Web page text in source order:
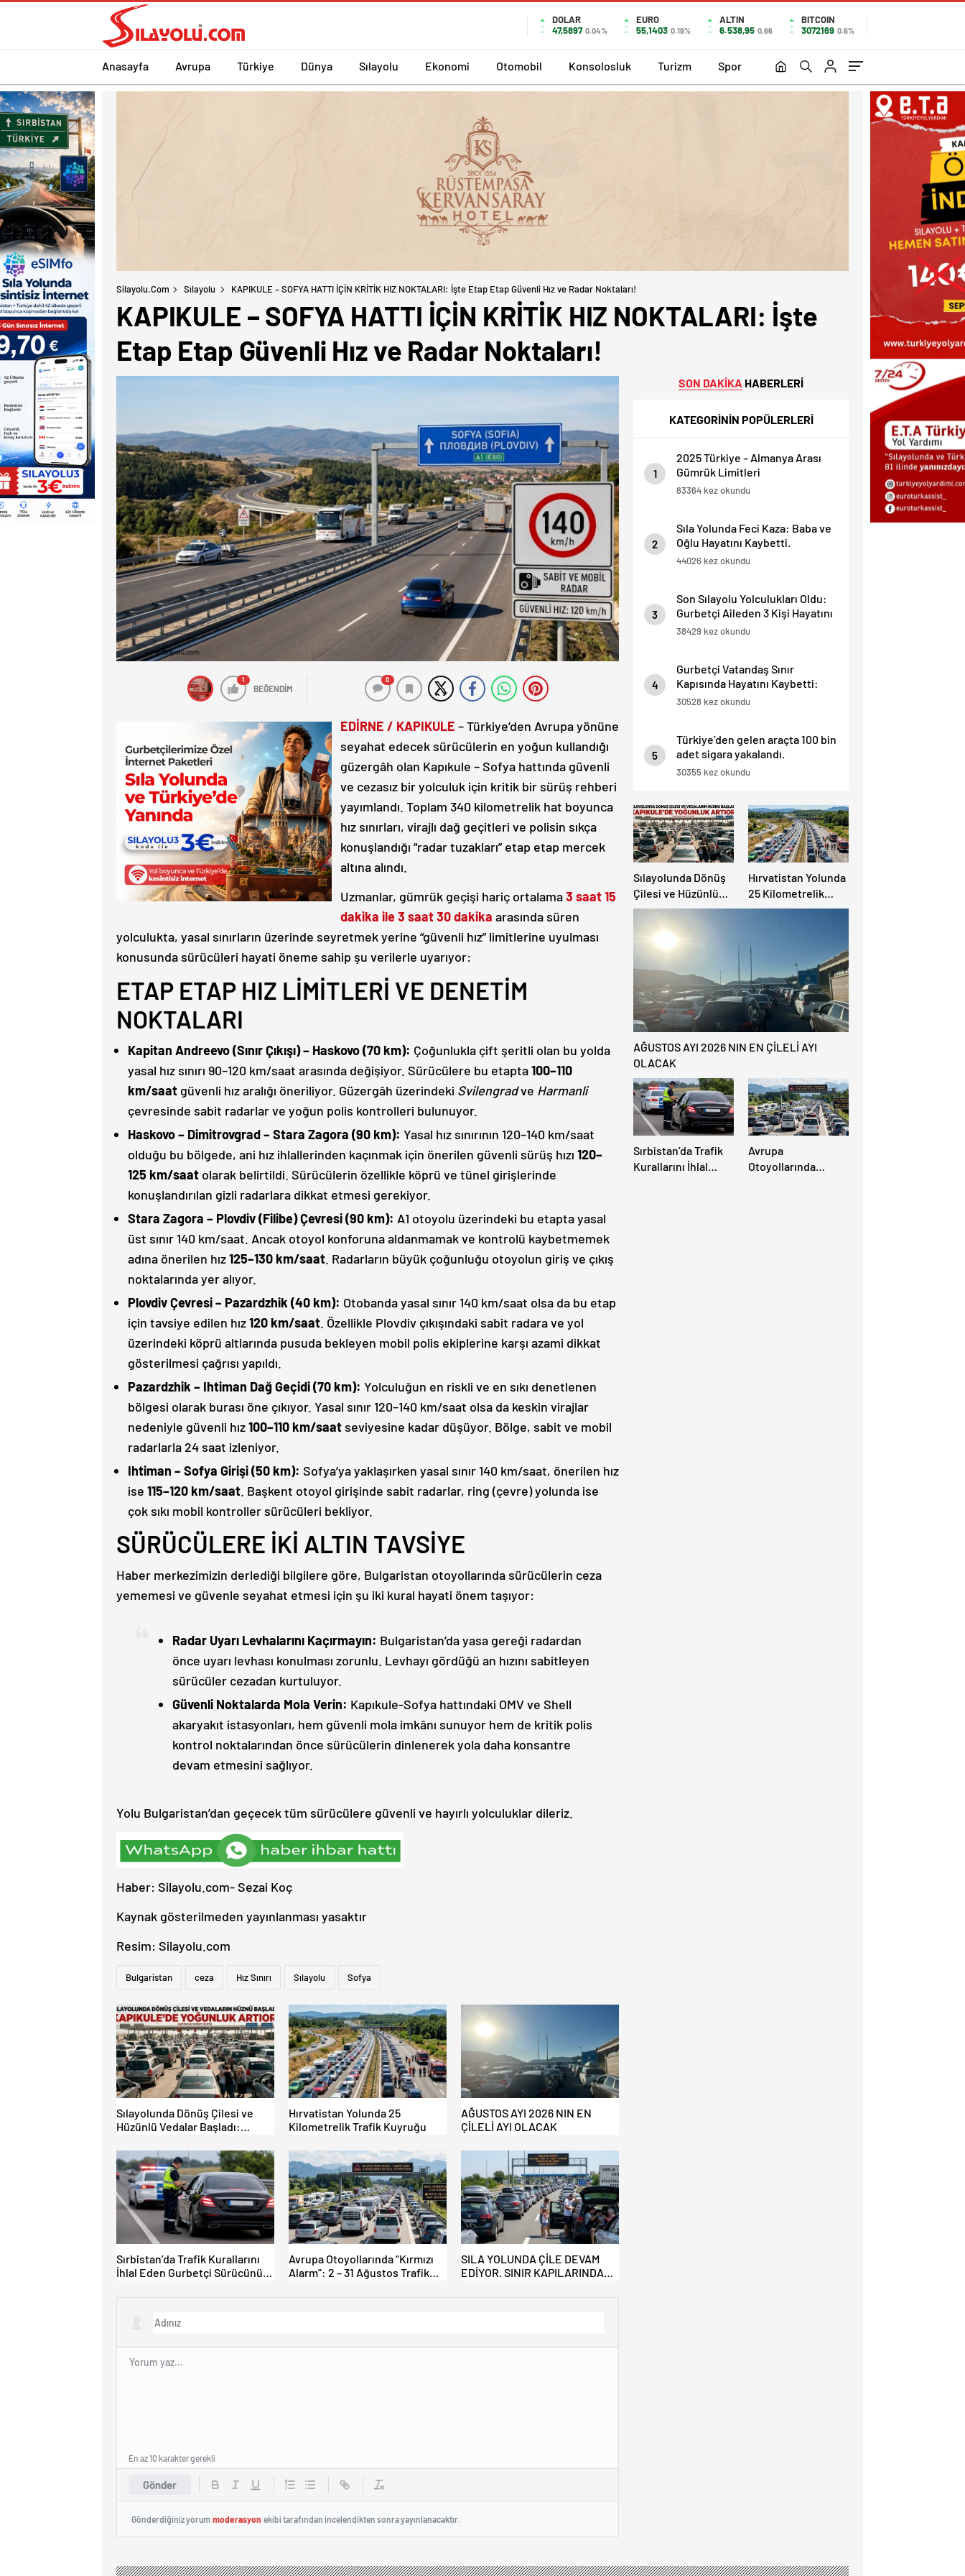
DOLAR
47,5897 0.04%
EURO
55,1403 0.19%
ALTIN
6.538,95 0,66
BITCOIN
3072169 0.6%
Anasayfa Avrupa Türkiye Dünya Sılayolu Ekonomi Otomobil Konsolosluk Turizm Spor
Silayolu.com Sılayolu KAPIKULE – SOFYA HATTI İÇİN KRİTİK HIZ NOKTALARI: İşte Etap Etap Güvenli Hız ve Radar Noktaları!
KAPIKULE – SOFYA HATTI İÇİN KRİTİK HIZ NOKTALARI: İşte
Etap Etap Güvenli Hız ve Radar Noktaları!
1
BEĞENDİM
0
EDİRNE / KAPIKULE – Türkiye’den Avrupa yönüne
seyahat edecek sürücülerin en yoğun kullandığı
güzergâh olan Kapıkule – Sofya hattında güvenli
ve cezasız bir yolculuk için kritik bir sürüş rehberi
yayımlandı. Toplam 340 kilometrelik hat boyunca
hız sınırları, virajlı dağ geçitleri ve polisin sıkça
konuşlandığı “radar tuzakları” etap etap mercek
altına alındı.
Uzmanlar, gümrük geçişi hariç ortalama3 saat 15
dakika ile 3 saat 30 dakika arasında süren
yolculukta, yasal sınırların üzerinde seyretmek yerine “güvenli hız” limitlerine uyulması
konusunda sürücüleri hayati öneme sahip şu verilerle uyarıyor:
ETAP ETAP HIZ LİMİTLERİ VE DENETİM
NOKTALARI
Kapitan Andreevo (Sınır Çıkışı) – Haskovo (70 km): Çoğunlukla çift şeritli olan bu yolda
yasal hız sınırı 90–120 km/saat arasında değişiyor. Sürücülere bu etapta100–110
km/saat güvenli hız aralığı öneriliyor. Güzergâh üzerindeki Svilengradve Harmanli
çevresinde sabit radarlar ve yoğun polis kontrolleri bulunuyor.
Haskovo – Dimitrovgrad – Stara Zagora (90 km): Yasal hız sınırının 120–140 km/saat
olduğu bu bölgede, ani hız ihlallerinden kaçınmak için önerilen güvenli sürüş hızı 120–
125 km/saat olarak belirtildi. Sürücülerin özellikle köprü ve tünel girişlerinde
konuşlandırılan gizli radarlara dikkat etmesi gerekiyor.
Stara Zagora – Plovdiv (Filibe) Çevresi (90 km): A1 otoyolu üzerindeki bu etapta yasal
üst sınır 140 km/saat. Ancak otoyol konforuna aldanmamak ve kontrolü kaybetmemek
adına önerilen hız125–130 km/saat. Radarların büyük çoğunluğu otoyolun giriş ve çıkış
noktalarında yer alıyor.
Plovdiv Çevresi – Pazardzhik (40 km): Otobanda yasal sınır 140 km/saat olsa da bu etap
için tavsiye edilen hız120 km/saat. Özellikle Plovdiv çıkışındaki sabit radara ve yol
üzerindeki köprü altlarında pusuda bekleyen mobil polis ekiplerine karşı azami dikkat
gösterilmesi çağrısı yapıldı.
Pazardzhik – Ihtiman Dağ Geçidi (70 km): Yolculuğun en riskli ve en sıkı denetlenen
bölgesi olarak burası öne çıkıyor. Yasal sınır 120–140 km/saat olsa da keskin virajlar
nedeniyle güvenli hız100–110 km/saat seviyesine kadar düşüyor. Bölge, sabit ve mobil
radarlarla 24 saat izleniyor.
Ihtiman – Sofya Girişi (50 km): Sofya’ya yaklaşırken yasal sınır 140 km/saat, önerilen hız
ise 115–120 km/saat. Başkent otoyol girişinde sabit radarlar, ring (çevre) yolunda ise
çok sıkı mobil kontroller sürücüleri bekliyor.
SÜRÜCÜLERE İKİ ALTIN TAVSİYE
Haber merkezimizin derlediği bilgilere göre, Bulgaristan otoyollarında sürücülerin ceza
yememesi ve güvenle seyahat etmesi için şu iki kural hayati önem taşıyor:
Radar Uyarı Levhalarını Kaçırmayın: Bulgaristan’da yasa gereği radardan
önce uyarı levhası konulması zorunlu. Levhayı gördüğü an hızını sabitleyen
sürücüler cezadan kurtuluyor.
Güvenli Noktalarda Mola Verin: Kapıkule-Sofya hattındaki OMV ve Shell
akaryakıt istasyonları, hem güvenli mola imkânı sunuyor hem de kritik polis
kontrol noktalarından önce sürücülerin dinlenerek yola daha konsantre
devam etmesini sağlıyor.
Yolu Bulgaristan’dan geçecek tüm sürücülere güvenli ve hayırlı yolculuklar dileriz.
Haber: Silayolu.com- Sezai Koç
Kaynak gösterilmeden yayınlanması yasaktır
Resim: Silayolu.com
Bulgaristan ceza Hız Sınırı Sılayolu Sofya
Sılayolunda Dönüş Çilesi ve
Hüzünlü Vedalar Başladı:
Hırvatistan Yolunda 25
Kilometrelik Trafik Kuyruğu
AĞUSTOS AYI 2026 NIN EN
ÇİLELİ AYI OLACAK
Sırbistan’da Trafik Kurallarını
İhlal Eden Gurbetçi Sürücünün
Avrupa Otoyollarında “Kırmızı
Alarm”: 2 – 31 Ağustos Trafik
SILA YOLUNDA ÇİLE DEVAM
EDİYOR. SINIR KAPILARINDA
Gönder
En az 10 karakter gerekli
Gönderdiğiniz yorum moderasyon ekibi tarafından incelendikten sonra yayınlanacaktır.
SON DAKİKA HABERLERİ
KATEGORİNİN POPÜLERLERİ
1
2025 Türkiye – Almanya Arası
Gümrük Limitleri
83364 kez okundu
2
Sıla Yolunda Feci Kaza: Baba ve
Oğlu Hayatını Kaybetti.
44026 kez okundu
3
Son Sılayolu Yolculukları Oldu:
Gurbetçi Aileden 3 Kişi Hayatını
Kaybetti.
38429 kez okundu
4
Gurbetçi Vatandaş Sınır
Kapısında Hayatını Kaybetti:
“İnsan Hayatı Bu Kadar Ucuz
30528 kez okundu
5
Türkiye’den gelen araçta 100 bin
adet sigara yakalandı.
30355 kez okundu
Sılayolunda Dönüş
Çilesi ve Hüzünlü
Vedalar Başladı:
Kapıkule’de
Yoğunluk Artıyor!
Hırvatistan Yolunda
25 Kilometrelik
Trafik Kuyruğu
AĞUSTOS AYI 2026 NIN EN ÇİLELİ AYI
OLACAK
Sırbistan’da Trafik
Kurallarını İhlal
Avrupa
Otoyollarında